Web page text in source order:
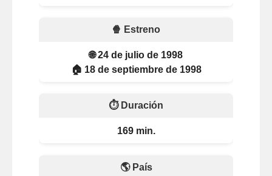
🍿 Estreno
🌐 24 de julio de 1998
🏠 18 de septiembre de 1998
⏱️ Duración
169 min.
🌎 País